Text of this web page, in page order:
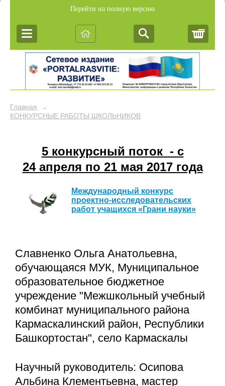
Перейти на полную версию
Главная →
КОНКУРСНЫЕ РАБОТЫ ШКОЛЬНИКОВ
5 конкурсный поток - c
24 апреля по 21 мая 2017 года
Международный конкурс
проектно-исследовательских
работ учащихся «Грани науки»
Славненко Ольга Анатольевна,
обучающаяся МУК, Муниципальное
образовательное бюджетное
учреждение "Межшкольный учебный
комбинат муниципального района
Кармаскалинский район, Республики
Башкортостан", село Кармаскалы
Научный руководитель: Осипова
Альбина Клементьевна, мастер